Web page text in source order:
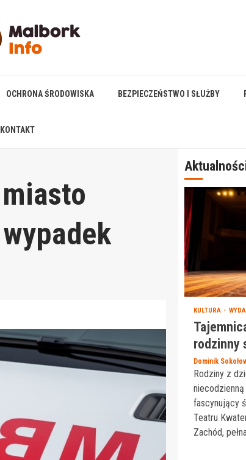
OCHRONA ŚRODOWISKA BEZPIECZEŃSTWO I SŁUŻBY
KONTAKT
KULTURA
rodzinny
Dominik
Rodziny z
fascynujący
Teatru
Zachód,